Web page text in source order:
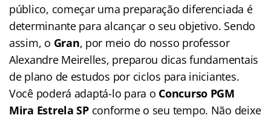
público, começar uma preparação diferenciada é
determinante para alcançar o seu objetivo. Sendo
assim, o Gran, por meio do nosso professor
Alexandre Meirelles, preparou dicas fundamentais
de plano de estudos por ciclos para iniciantes.
Você poderá adaptá-lo para o Concurso PGM
Mira Estrela SPconforme o seu tempo. Não deixe